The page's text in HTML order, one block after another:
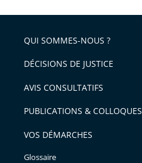
QUI SOMMES-NOUS ?
DÉCISIONS DE JUSTICE
AVIS CONSULTATIFS
PUBLICATIONS & COLLOQUES
VOS DÉMARCHES
Glossaire